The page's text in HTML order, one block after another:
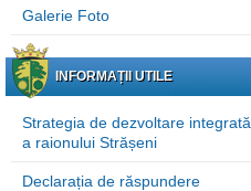
Galerie Foto
INFORMAȚII UTILE
Strategia de dezvoltare integrată
a raionului Strășeni
Declarația de răspundere